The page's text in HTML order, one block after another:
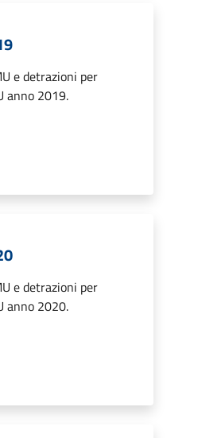
e detrazioni per
anno 2019.
e detrazioni per
anno 2020.